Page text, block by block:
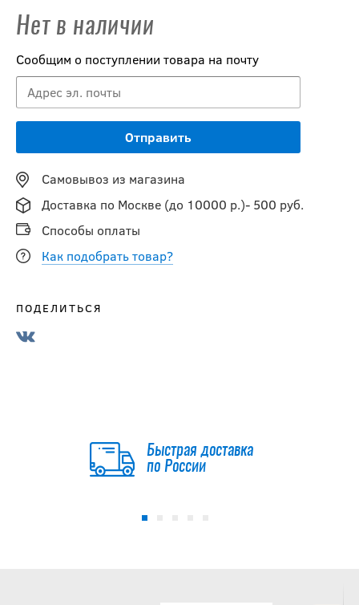
Нет в наличии
Сообщим о поступлении товара на почту
Самовывоз из магазина
Доставка по Москве (до 10000 р.)- 500 руб.
Способы оплаты
Как подобрать товар?
ПОДЕЛИТЬСЯ
Быстрая доставка
по России